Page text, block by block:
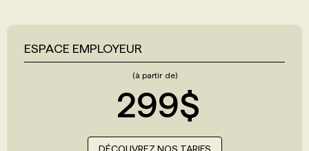
ESPACE EMPLOYEUR
(à partir de)
299$